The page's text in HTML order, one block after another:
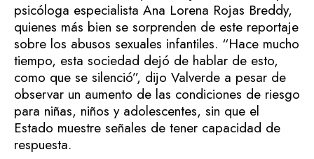
psicóloga especialista Ana Lorena Rojas Breddy,
quienes más bien se sorprenden de este reportaje
sobre los abusos sexuales infantiles. “Hace mucho
tiempo, esta sociedad dejó de hablar de esto,
como que se silenció”, dijo Valverde a pesar de
observar un aumento de las condiciones de riesgo
para niñas, niños y adolescentes, sin que el
Estado muestre señales de tener capacidad de
respuesta.